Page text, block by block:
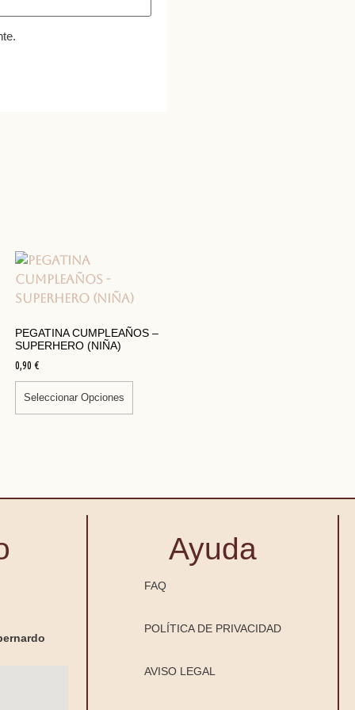
PEGATINA CUMPLEAÑOS –
SUPERHERO (NIÑA)
0,90 €
Seleccionar Opciones
Ayuda
FAQ
POLÍTICA DE PRIVACIDAD
AVISO LEGAL